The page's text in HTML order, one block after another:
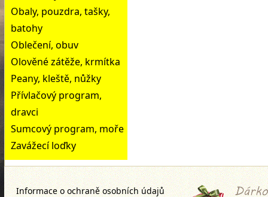
Obaly, pouzdra, tašky,
batohy
Oblečení, obuv
Olověné zátěže, krmítka
Peany, kleště, nůžky
Přívlačový program,
dravci
Sumcový program, moře
Zavážecí loďky
Informace o ochraně osobních údajů